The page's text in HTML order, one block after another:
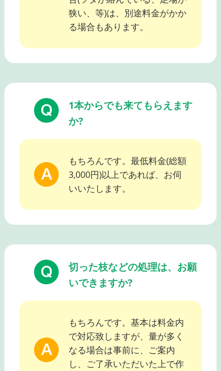
狭い、等)は、別途料金がかか
る場合もあります。
1本からでも来てもらえます
か?
もちろんです。最低料金(総額
3,000円)以上であれば、お伺
いいたします。
切った枝などの処理は、お願
いできますか?
もちろんです。基本は料金内
で対応致しますが、量が多く
なる場合は事前に、ご案内
し、ご了承いただいた上で作